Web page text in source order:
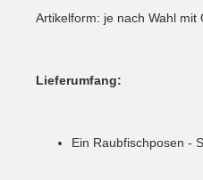
Artikelform: je nach Wahl
Lieferumfang:
Ein Raubfischposen -